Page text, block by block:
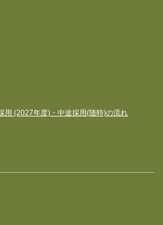
用 (2027年度)・中途採用(随時)の流れ